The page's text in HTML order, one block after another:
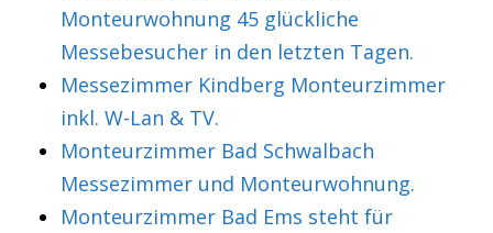
Monteurwohnung 45 glückliche
Messebesucher in den letzten Tagen.
Messezimmer Kindberg Monteurzimmer
inkl. W-Lan & TV.
Monteurzimmer Bad Schwalbach
Messezimmer und Monteurwohnung.
Monteurzimmer Bad Ems steht für